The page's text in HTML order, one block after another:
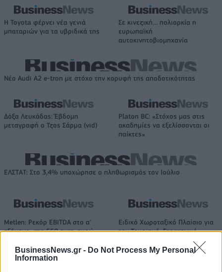
BusinessNews.gr - Do Not Process My Personal
Information
Η Toyota φέρνει νέα γενιά
μπαταριών για τα υβριδικά της
Σε κινεζική… πολιορκία η
ευρωπαϊκή
αυτοκινητοβιομηχανία
Νέο Audi A2 e-tron με στόχο την κορυφή της αποδοτικότητας
Δόξα Λευκάδας: Έβδομη
μεταγραφή ο Τζος Σάρμα (vid)
Platon BC: «Στόχος μας στις
ακαδημίες να εξελίσσονται οι
παίκτες»
ΕΛΣΤΑΤ: Στο 3,4% υποχώρησε ο πληθωρισμός τον Ιούλιο
Metlen: Ρεκόρ EBITDA στο α'
εξάμηνο, στα 550 εκατ. ευρώ –
Ειδικό Χωροταξικό Πλαίσιο για
τον Τουρισμό: Στρατηγικό
τουριστική ανάπτυξη